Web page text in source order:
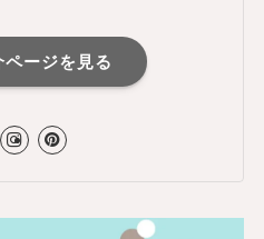
ージを見る